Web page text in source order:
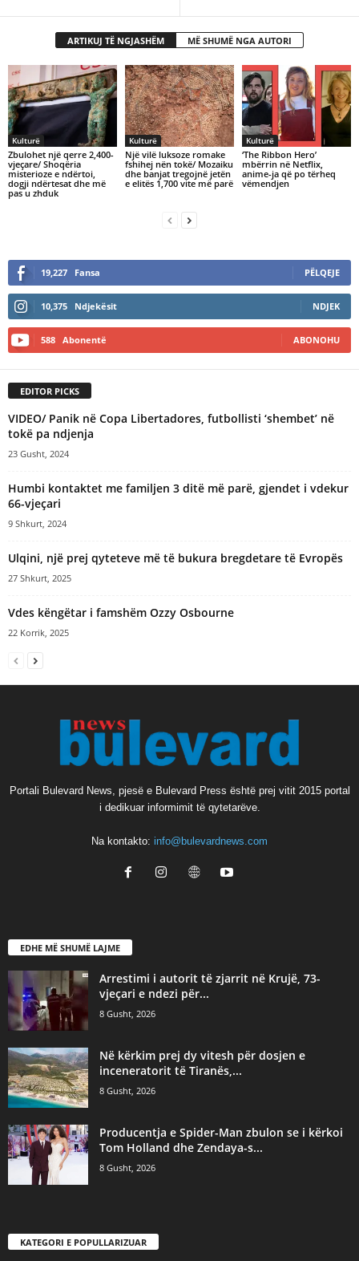
ARTIKUJ TË NGJASHËM MË SHUMË NGA AUTORI
Kulturë
Zbulohet një qerre 2,400-
vjeçare/ Shoqëria
misterioze e ndërtoi,
dogji ndërtesat dhe më
pas u zhduk
Kulturë
Një vilë luksoze romake
fshihej nën tokë/ Mozaiku
dhe banjat tregojnë jetën
e elitës 1,700 vite më parë
Kulturë
‘The Ribbon Hero’
mbërrin në Netflix,
anime-ja që po tërheq
vëmendjen
19,227 Fansa PËLQEJE
10,375 Ndjekësit NDJEK
588 Abonentë ABONOHU
EDITOR PICKS
VIDEO/ Panik në Copa Libertadores, futbollisti ‘shembet’ në
tokë pa ndjenja
23 Gusht, 2024
Humbi kontaktet me familjen 3 ditë më parë, gjendet i vdekur
66-vjeçari
9 Shkurt, 2024
​Ulqini, një prej qyteteve më të bukura bregdetare të Evropës
27 Shkurt, 2025
Vdes këngëtar i famshëm Ozzy Osbourne
22 Korrik, 2025
Portali Bulevard News, pjesë e Bulevard Press është prej vitit 2015 portal
i dedikuar informimit të qytetarëve.
Na kontakto: info@bulevardnews.com
EDHE MË SHUMË LAJME
Arrestimi i autorit të zjarrit në Krujë, 73-
vjeçari e ndezi për...
8 Gusht, 2026
Në kërkim prej dy vitesh për dosjen e
inceneratorit të Tiranës,...
8 Gusht, 2026
Producentja e Spider-Man zbulon se i kërkoi
Tom Holland dhe Zendaya-s...
8 Gusht, 2026
KATEGORI E POPULLARIZUAR